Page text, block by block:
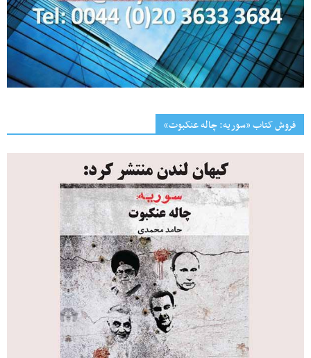
فروش کتاب «سوریه: چاله عنکبوت»